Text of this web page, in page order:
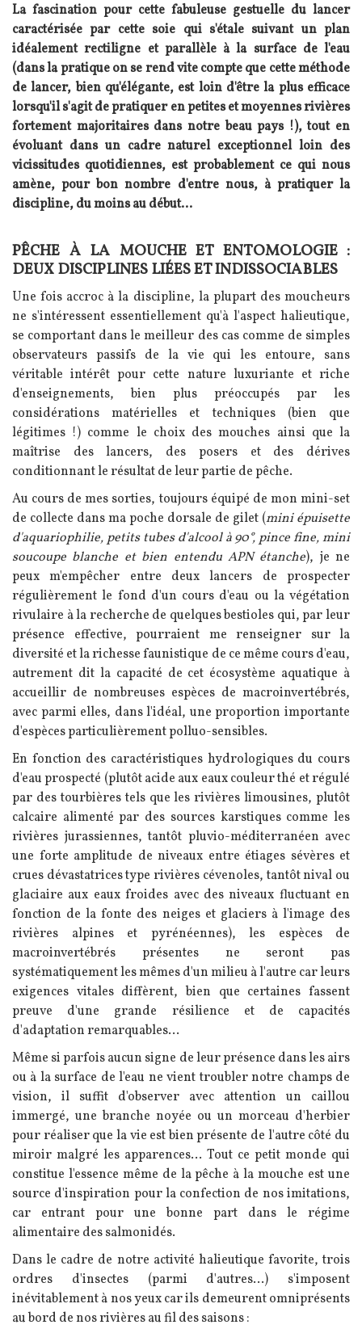
La fascination pour cette fabuleuse gestuelle du lancer
caractérisée par cette soie qui s'étale suivant un plan
idéalement rectiligne et parallèle à la surface de l'eau
(dans la pratique on se rend vite compte que cette méthode
de lancer, bien qu'élégante, est loin d'être la plus efficace
lorsqu'il s'agit de pratiquer en petites et moyennes rivières
fortement majoritaires dans notre beau pays !), tout en
évoluant dans un cadre naturel exceptionnel loin des
vicissitudes quotidiennes, est probablement ce qui nous
amène, pour bon nombre d'entre nous, à pratiquer la
discipline, du moins au début...
Texte
PÊCHE À LA MOUCHE ET ENTOMOLOGIE :
DEUX DISCIPLINES LIÉES ET INDISSOCIABLES
Une fois accroc à la discipline, la plupart des moucheurs
ne s'intéressent essentiellement qu'à l'aspect halieutique,
se comportant dans le meilleur des cas comme de simples
observateurs passifs de la vie qui les entoure, sans
véritable intérêt pour cette nature luxuriante et riche
d'enseignements, bien plus préoccupés par les
considérations matérielles et techniques (bien que
légitimes !) comme le choix des mouches ainsi que la
maîtrise des lancers, des posers et des dérives
conditionnant le résultat de leur partie de pêche.
Au cours de mes sorties, toujours équipé de mon mini-set
de collecte dans ma poche dorsale de gilet (mini épuisette
d'aquariophilie, petits tubes d'alcool à 90°, pince fine, mini
soucoupe blanche et bien entendu APN étanche), je ne
peux m'empêcher entre deux lancers de prospecter
régulièrement le fond d'un cours d'eau ou la végétation
rivulaire à la recherche de quelques bestioles qui, par leur
présence effective, pourraient me renseigner sur la
diversité et la richesse faunistique de ce même cours d'eau,
autrement dit la capacité de cet écosystème aquatique à
accueillir de nombreuses espèces de macroinvertébrés,
avec parmi elles, dans l'idéal, une proportion importante
d'espèces particulièrement polluo-sensibles.
En fonction des caractéristiques hydrologiques du cours
d'eau prospecté (plutôt acide aux eaux couleur thé et régulé
par des tourbières tels que les rivières limousines, plutôt
calcaire alimenté par des sources karstiques comme les
rivières jurassiennes, tantôt pluvio-méditerranéen avec
une forte amplitude de niveaux entre étiages sévères et
crues dévastatrices type rivières cévenoles, tantôt nival ou
glaciaire aux eaux froides avec des niveaux fluctuant en
fonction de la fonte des neiges et glaciers à l'image des
rivières alpines et pyrénéennes), les espèces de
macroinvertébrés présentes ne seront pas
systématiquement les mêmes d'un milieu à l'autre car leurs
exigences vitales diffèrent, bien que certaines fassent
preuve d'une grande résilience et de capacités
d'adaptation remarquables...
Même si parfois aucun signe de leur présence dans les airs
ou à la surface de l'eau ne vient troubler notre champs de
vision, il suffit d'observer avec attention un caillou
immergé, une branche noyée ou un morceau d'herbier
pour réaliser que la vie est bien présente de l'autre côté du
miroir malgré les apparences... Tout ce petit monde qui
constitue l'essence même de la pêche à la mouche est une
source d'inspiration pour la confection de nos imitations,
car entrant pour une bonne part dans le régime
alimentaire des salmonidés.
Dans le cadre de notre activité halieutique favorite, trois
ordres d'insectes (parmi d'autres...) s'imposent
inévitablement à nos yeux car ils demeurent omniprésents
au bord de nos rivières au fil des saisons :